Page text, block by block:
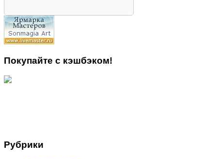
Покупайте с кэшбэком!
Рубрики